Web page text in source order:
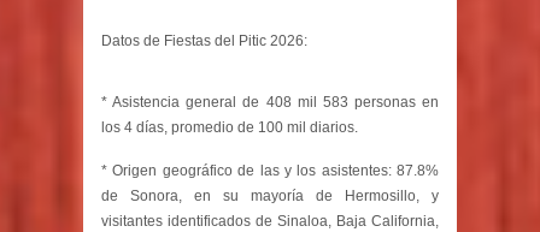
Datos de Fiestas del Pitic 2026:
* Asistencia general de 408 mil 583 personas en
los 4 días, promedio de 100 mil diarios.
* Origen geográfico de las y los asistentes: 87.8%
de Sonora, en su mayoría de Hermosillo, y
visitantes identificados de Sinaloa, Baja California,